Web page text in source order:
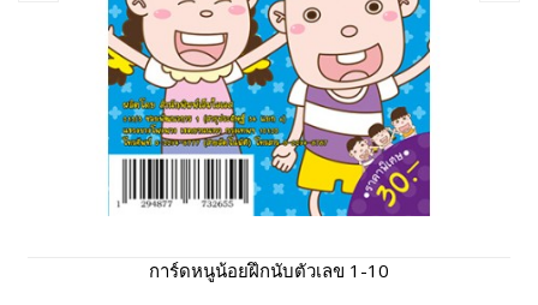
การ์ดหนูน้อยฝึกนับตัวเลข 1-10